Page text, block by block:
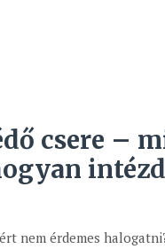
csere –
intézd
nem érdemes